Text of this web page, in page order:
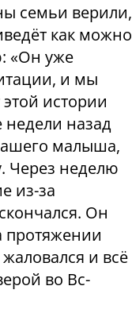
семьи верили,
как можно
«Он уже
и мы
истории
недели назад
малыша,
Через неделю
из-за
Он
протяжении
и всё
во Вс-